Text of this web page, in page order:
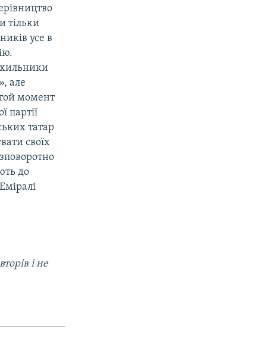
тільки
усе в
але
момент
партії
татар
своїх
до
і не